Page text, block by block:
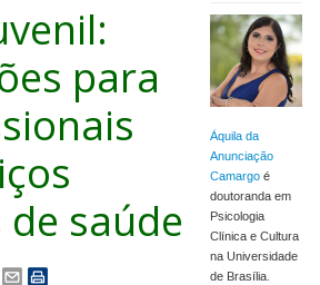
Áquila da
Anunciação
Camargo é
doutoranda em
Psicologia
Clínica e Cultura
na Universidade
de Brasília.
para
saúde